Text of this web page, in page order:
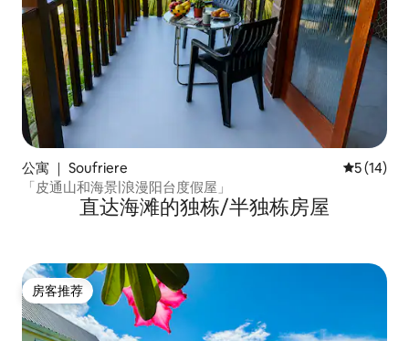
公寓 ｜ Soufriere 平均评分
5 (14)
「皮通山和海景|浪漫阳台度假屋」
直达海滩的独栋/半独栋房屋
房客推荐
房客推荐